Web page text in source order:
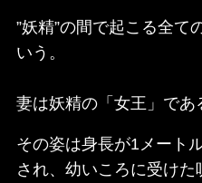
”妖精”の間で起こる全て
いう。
妻は妖精の「女王」であ
その姿は身長が1メート
され、幼いころに受け